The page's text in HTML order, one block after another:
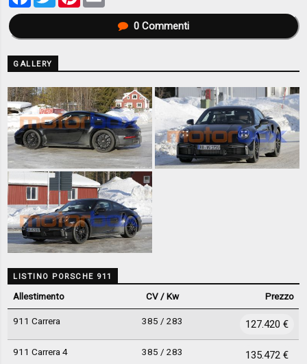
0Commenti
GALLERY
LISTINO PORSCHE 911
Allestimento CV / Kw Prezzo
911 Carrera 385 / 283 127.420 €
911 Carrera 4 385 / 283 135.472 €